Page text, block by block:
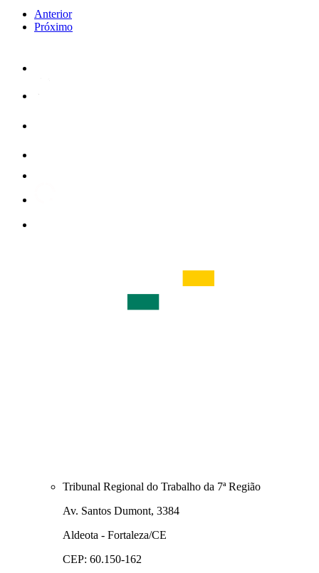
Anterior
Próximo
Tribunal Regional do Trabalho da 7ª Região
Av. Santos Dumont, 3384
Aldeota - Fortaleza/CE
CEP: 60.150-162